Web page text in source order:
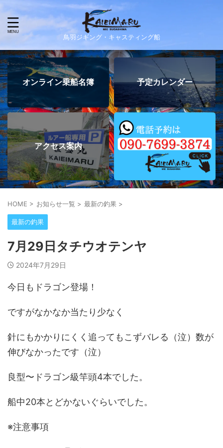
鳥羽ジギング・キャスティング船
オンライン乗船名簿 予定カレンダー
アクセス案内
HOME > お知らせ一覧 > 最新の釣果 >
最新の釣果
7月29日タチウオテンヤ
2024年7月29日
今日もドラゴン登場！
ですがなかなか当たり少なく
針にもかかりにくく追ってもこずバレる（泣）数が
伸びなかったです（泣）
良型〜ドラゴン級竿頭4本でした。
船中20本とどかないぐらいでした。
※注意事項